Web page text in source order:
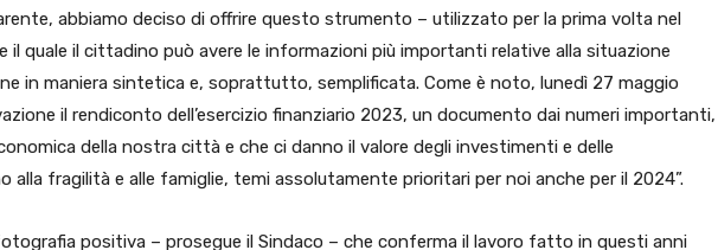
abbiamo deciso di offrire questo strumento – utilizzato per la prima volta nel
il quale il cittadino può avere le informazioni più importanti relative alla situazione
in maniera sintetica e, soprattutto, semplificata. Come è noto, lunedì 27 maggio
il rendiconto dell’esercizio finanziario 2023, un documento dai numeri importanti,
della nostra città e che ci danno il valore degli investimenti e delle
alla fragilità e alle famiglie, temi assolutamente prioritari per noi anche per il 2024”.
positiva – prosegue il Sindaco – che conferma il lavoro fatto in questi anni